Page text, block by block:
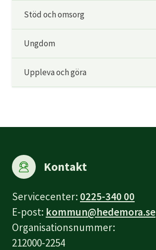
Stöd och omsorg
Ungdom
Uppleva och göra
Kontakt
Servicecenter: 0225-340 00
E-post: kommun@hedemora.se
Organisationsnummer:
212000-2254